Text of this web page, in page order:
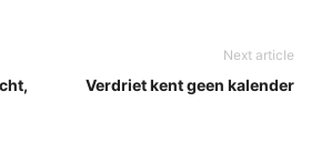
Next article
Verdriet kent geen kalender